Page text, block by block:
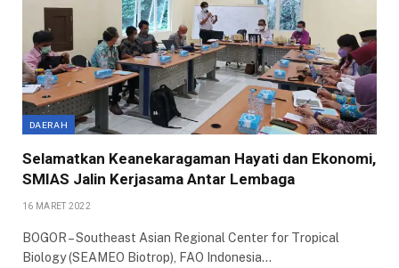
DAERAH
Selamatkan Keanekaragaman Hayati dan Ekonomi,
SMIAS Jalin Kerjasama Antar Lembaga
16 MARET 2022
BOGOR – Southeast Asian Regional Center for Tropical
Biology (SEAMEO Biotrop), FAO Indonesia…